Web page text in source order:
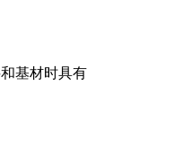
基材时具有